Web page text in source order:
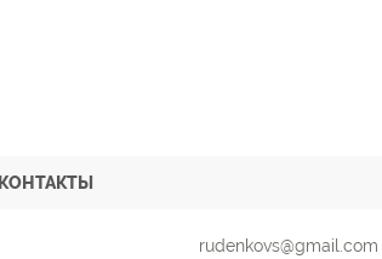
КОНТАКТЫ
rudenkovs@gmail.com